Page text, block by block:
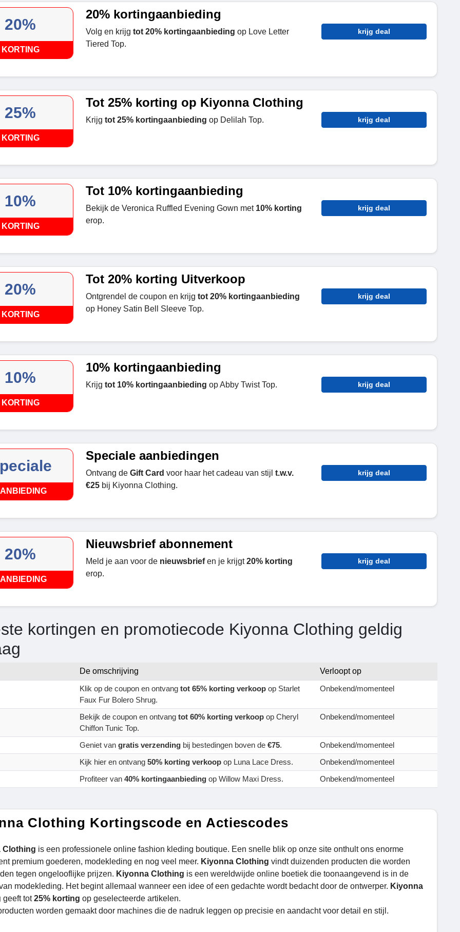
20%
KORTING
20% kortingaanbieding
Volg en krijg tot 20% kortingaanbieding op Love Letter
Tiered Top.
krijg deal
25%
KORTING
Tot 25% korting op Kiyonna Clothing
Krijg tot 25% kortingaanbieding op Delilah Top. krijg deal
10%
KORTING
Tot 10% kortingaanbieding
Bekijk de Veronica Ruffled Evening Gown met 10% korting
erop.
krijg deal
20%
KORTING
Tot 20% korting Uitverkoop
Ontgrendel de coupon en krijg tot 20% kortingaanbieding
op Honey Satin Bell Sleeve Top.
krijg deal
10%
KORTING
10% kortingaanbieding
Krijg tot 10% kortingaanbieding op Abby Twist Top. krijg deal
Speciale aanbiedingen
Ontvang de Gift Card voor haar het cadeau van stijl t.w.v.
€25bij Kiyonna Clothing.
krijg deal
20%
Nieuwsbrief abonnement
Meld je aan voor de nieuwsbriefen je krijgt20% korting
erop.
krijg deal
kortingen en promotiecode Kiyonna Clothing geldig
De omschrijving
Verloopt op
Klik op de coupon en ontvang tot 65% korting verkoop op Starlet
Faux Fur Bolero Shrug.
Onbekend/momenteel
Bekijk de coupon en ontvang tot 60% korting verkoop op Cheryl
Chiffon Tunic Top.
Onbekend/momenteel
Geniet van gratis verzending bij bestedingen boven de €75.
Onbekend/momenteel
Kijk hier en ontvang 50% korting verkoop op Luna Lace Dress.
Onbekend/momenteel
Profiteer van 40% kortingaanbieding op Willow Maxi Dress. Onbekend/momenteel
Clothing Kortingscode en Actiescodes
Clothing is een professionele online fashion kleding boutique. Een snelle blik op onze site onthult ons enorme
premium goederen, modekleding en nog veel meer. Kiyonna Clothing vindt duizenden producten die worden
tegen ongelooflijke prijzen. Kiyonna Clothing is een wereldwijde online boetiek die toonaangevend is in de
modekleding. Het begint allemaal wanneer een idee of een gedachte wordt bedacht door de ontwerper. Kiyonna
geeft tot25% korting op geselecteerde artikelen.
worden gemaakt door machines die de nadruk leggen op precisie en aandacht voor detail en stijl.